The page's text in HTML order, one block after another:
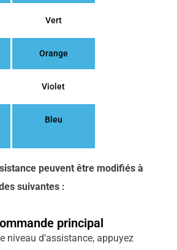
Vert
Orange
Violet
Bleu
peuvent être modifiés à
suivantes :
principal
niveau d’assistance, appuyez